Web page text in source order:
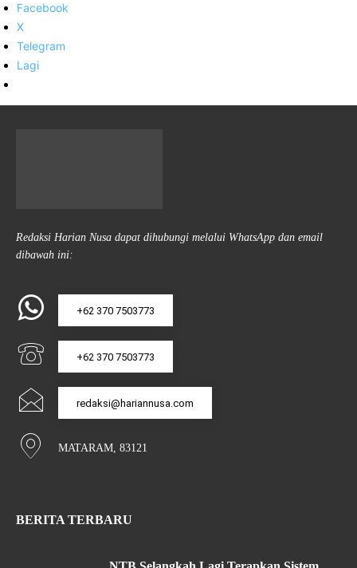
Facebook
X
Telegram
Lagi
Redaksi Harian Nusa dapat dihubungi melalui WhatsApp dan email
dibawah ini:
+62 370 7503773
+62 370 7503773
redaksi@hariannusa.com
MATARAM, 83121
BERITA TERBARU